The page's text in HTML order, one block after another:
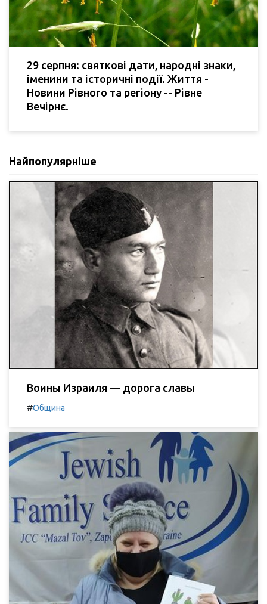
29 серпня: святкові дати, народні знаки,
іменини та історичні події. Життя -
Новини Рівного та регіону -- Рівне
Вечірнє.
Найпопулярніше
Воины Израиля — дорога славы
#Община